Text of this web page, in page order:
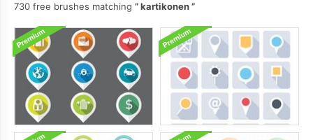
730 free brushes matching
kartikonen